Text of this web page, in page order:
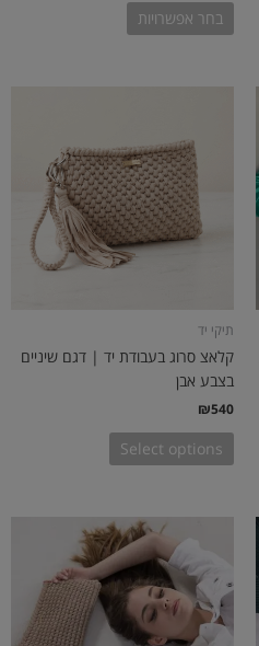
בחר אפשרויות
תיקי יד
קלאצ סרוג בעבודת יד | דגם שיניים
בצבע אבן
₪540
Select options